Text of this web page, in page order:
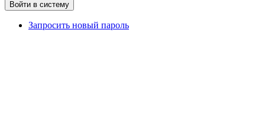
Запросить новый пароль